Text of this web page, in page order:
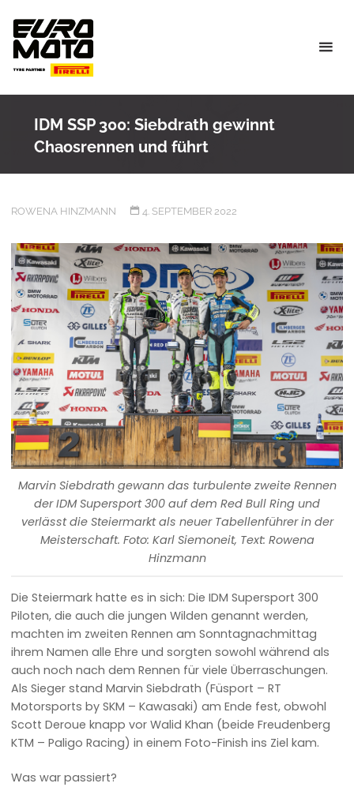
content
IDM SSP 300: Siebdrath gewinnt
Chaosrennen und führt
ROWENA HINZMANN 4. SEPTEMBER 2022
Marvin Siebdrath gewann das turbulente zweite Rennen
der IDM Supersport 300 auf dem Red Bull Ring und
verlässt die Steiermarkt als neuer Tabellenführer in der
Meisterschaft. Foto: Karl Siemoneit, Text: Rowena
Hinzmann
Die Steiermark hatte es in sich: Die IDM Supersport 300
Piloten, die auch die jungen Wilden genannt werden,
machten im zweiten Rennen am Sonntagnachmittag
ihrem Namen alle Ehre und sorgten sowohl während als
auch noch nach dem Rennen für viele Überraschungen.
Als Sieger stand Marvin Siebdrath (Füsport – RT
Motorsports by SKM – Kawasaki) am Ende fest, obwohl
Scott Deroue knapp vor Walid Khan (beide Freudenberg
KTM – Paligo Racing) in einem Foto-Finish ins Ziel kam.
Was war passiert?